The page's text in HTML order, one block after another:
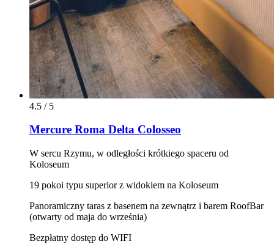
4.5 / 5
Mercure Roma Delta Colosseo
W sercu Rzymu, w odległości krótkiego spaceru od
Koloseum
19 pokoi typu superior z widokiem na Koloseum
Panoramiczny taras z basenem na zewnątrz i barem RoofBar
(otwarty od maja do września)
Bezpłatny dostęp do WIFI